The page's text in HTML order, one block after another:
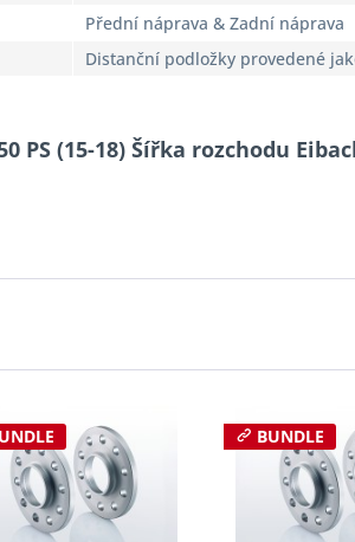
Přední náprava & Zadní náprava
Distanční podložky provedené
PS (15-18) Šířka rozchodu
BUNDLE